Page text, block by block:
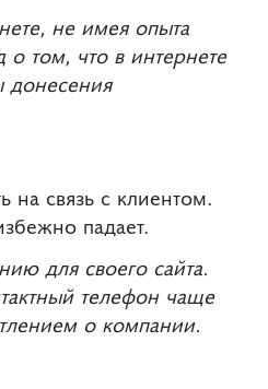
не имея опыта
том, что в интернете
на связь с клиентом.
падает.
для своего сайта.
телефон чаще
о компании.